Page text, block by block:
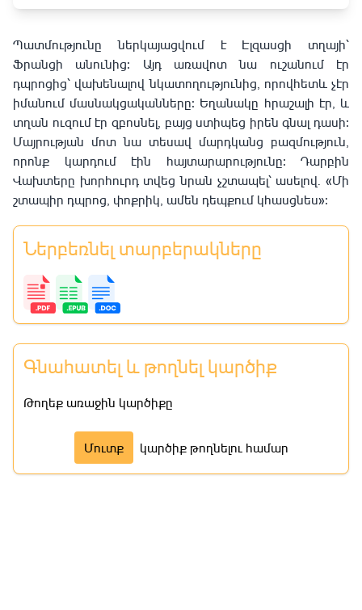
Պատմությունը ներկայացվում է Էլզասցի տղայի՝
Ֆրանցի անունից։ Այդ առավոտ նա ուշանում էր
դպրոցից՝ վախենալով նկատողությունից, որովհետև չէր
իմանում մասնակցականները։ Եղանակը հրաշալի էր, և
տղան ուզում էր զբոսնել, բայց ստիպեց իրեն գնալ դասի։
Մայրության մոտ նա տեսավ մարդկանց բազմություն,
որոնք կարդում էին հայտարարությունը։ Դարբին
Վախտերը խորհուրդ տվեց նրան չշտապել՝ ասելով․ «Մի
շտապիր դպրոց, փոքրիկ, ամեն դեպքում կհասցնես»։
Ներբեռնել տարբերակները
Գնահատել և թողնել կարծիք
Թողեք առաջին կարծիքը
Մուտք կարծիք թողնելու համար